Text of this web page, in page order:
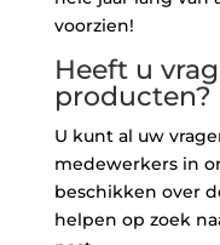
voorzien!
Heeft u
producten?
U kunt al uw
medewerkers in
beschikken over
helpen op zoek